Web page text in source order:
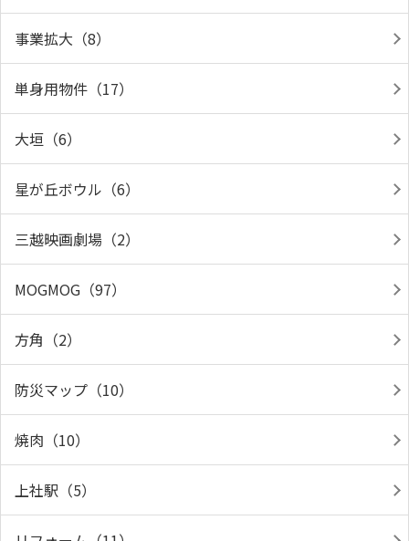
事業拡大（8）
単身用物件（17）
大垣（6）
星が丘ボウル（6）
三越映画劇場（2）
MOGMOG（97）
方角（2）
防災マップ（10）
焼肉（10）
上社駅（5）